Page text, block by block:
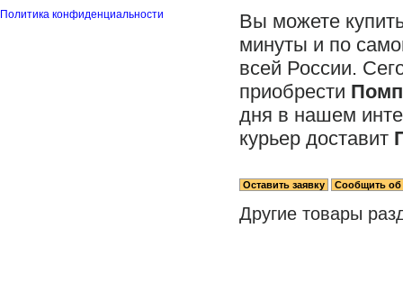
Вы можете
минуты и по
всей России.
приобрести
дня в нашем
курьер доставит
Другие товары
Политика конфиденциальности